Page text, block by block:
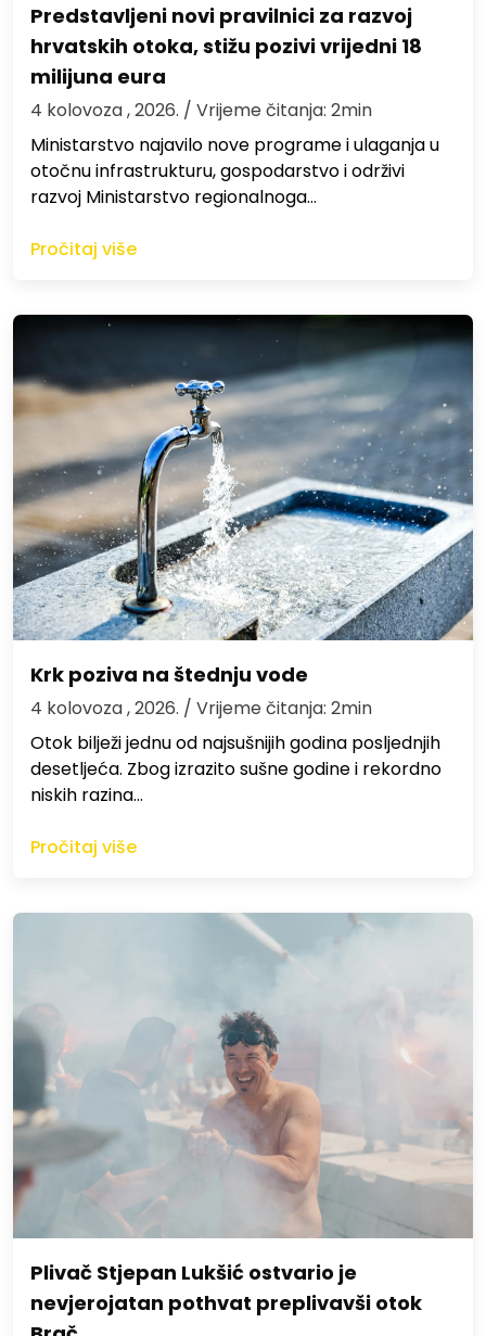
Predstavljeni novi pravilnici za razvoj
hrvatskih otoka, stižu pozivi vrijedni 18
milijuna eura
4 kolovoza , 2026. / Vrijeme čitanja: 2min
Ministarstvo najavilo nove programe i ulaganja u
otočnu infrastrukturu, gospodarstvo i održivi
razvoj Ministarstvo regionalnoga…
Pročitaj više
Krk poziva na štednju vode
4 kolovoza , 2026. / Vrijeme čitanja: 2min
Otok bilježi jednu od najsušnijih godina posljednjih
desetljeća. Zbog izrazito sušne godine i rekordno
niskih razina…
Pročitaj više
Plivač Stjepan Lukšić ostvario je
nevjerojatan pothvat preplivavši otok